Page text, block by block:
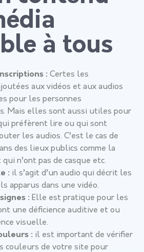
à tous
: Certes les
aux vidéos et aux audios
pour les personnes
Mais elles sont aussi utiles pour
préfèrent lire ou qui sont
les audios. C’est le cas de
des lieux publics comme la
n’ont pas de casque etc.
: il s’agit d’un audio qui décrit les
apparus dans une vidéo.
: Elle est pratique pour les
une déficience auditive et ou
visuelle.
: il est important de vérifier
couleurs de votre site pour